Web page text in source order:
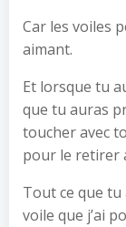
Car les voiles
aimant.
Et lorsque tu
que tu auras
toucher avec
pour le retirer
Tout ce que
voile que j’ai